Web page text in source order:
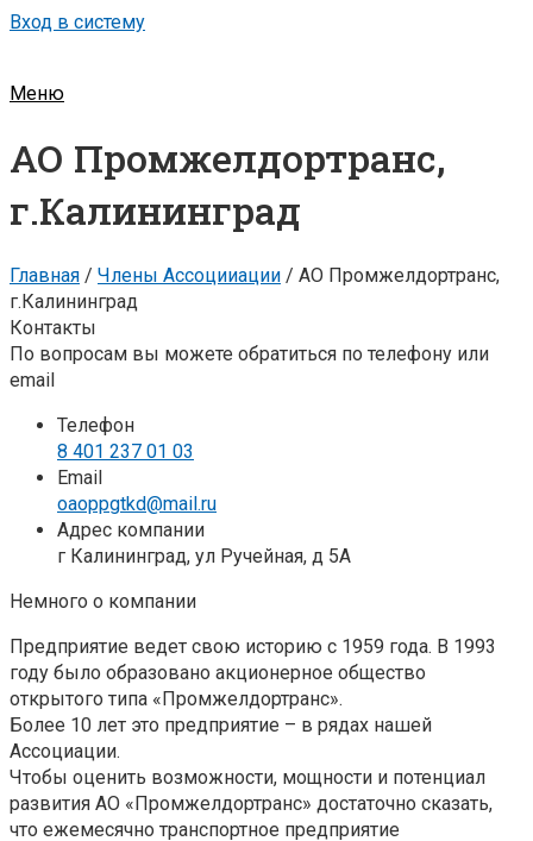
Вход в систему
Меню
АО Промжелдортранс,
г.Калининград
Главная / Члены Ассоцииации / АО Промжелдортранс,
г.Калининград
Контакты
По вопросам вы можете обратиться по телефону или
email
Телефон
8 401 237 01 03
Email
oaoppgtkd@mail.ru
Адрес компании
г Калининград, ул Ручейная, д 5А
Немного о компании
Предприятие ведет свою историю с 1959 года. В 1993
году было образовано акционерное общество
открытого типа «Промжелдортранс».
Более 10 лет это предприятие – в рядах нашей
Ассоциации.
Чтобы оценить возможности, мощности и потенциал
развития АО «Промжелдортранс» достаточно сказать,
что ежемесячно транспортное предприятие